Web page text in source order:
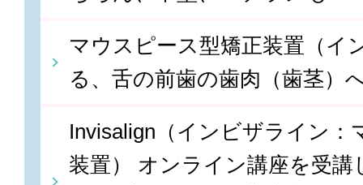
マウスピース型矯正装置（イ
る、舌の前歯の歯肉（歯茎）
Invisalign（インビザライン：
装置） オンライン講座を受講